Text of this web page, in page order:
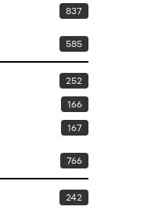
837
585
252
166
167
766
242